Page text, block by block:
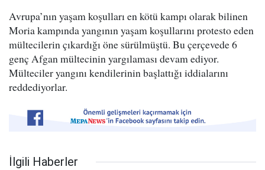
Avrupa’nın yaşam koşulları en kötü kampı olarak bilinen
Moria kampında yangının yaşam koşullarını protesto eden
mültecilerin çıkardığı öne sürülmüştü. Bu çerçevede 6
genç Afgan mültecinin yargılaması devam ediyor.
Mülteciler yangını kendilerinin başlattığı iddialarını
reddediyorlar.
İlgili Haberler